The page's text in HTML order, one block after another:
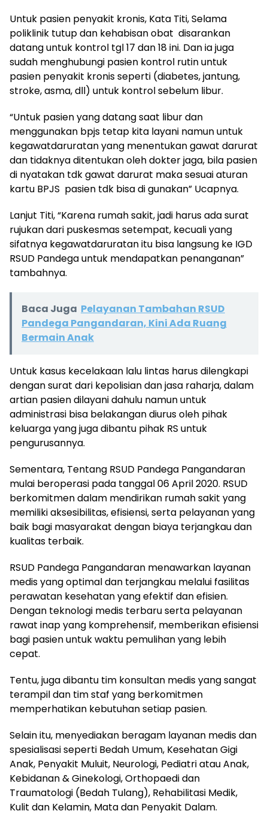
Untuk pasien penyakit kronis, Kata Titi, Selama
poliklinik tutup dan kehabisan obat disarankan
datang untuk kontrol tgl 17 dan 18 ini. Dan ia juga
sudah menghubungi pasien kontrol rutin untuk
pasien penyakit kronis seperti (diabetes, jantung,
stroke, asma, dll) untuk kontrol sebelum libur.
“Untuk pasien yang datang saat libur dan
menggunakan bpjs tetap kita layani namun untuk
kegawatdaruratan yang menentukan gawat darurat
dan tidaknya ditentukan oleh dokter jaga, bila pasien
di nyatakan tdk gawat darurat maka sesuai aturan
kartu BPJS pasien tdk bisa di gunakan” Ucapnya.
Lanjut Titi, “Karena rumah sakit, jadi harus ada surat
rujukan dari puskesmas setempat, kecuali yang
sifatnya kegawatdaruratan itu bisa langsung ke IGD
RSUD Pandega untuk mendapatkan penanganan”
tambahnya.
Baca Juga Pelayanan Tambahan RSUD
Pandega Pangandaran, Kini Ada Ruang
Bermain Anak
Untuk kasus kecelakaan lalu lintas harus dilengkapi
dengan surat dari kepolisian dan jasa raharja, dalam
artian pasien dilayani dahulu namun untuk
administrasi bisa belakangan diurus oleh pihak
keluarga yang juga dibantu pihak RS untuk
pengurusannya.
Sementara, Tentang RSUD Pandega Pangandaran
mulai beroperasi pada tanggal 06 April 2020. RSUD
berkomitmen dalam mendirikan rumah sakit yang
memiliki aksesibilitas, efisiensi, serta pelayanan yang
baik bagi masyarakat dengan biaya terjangkau dan
kualitas terbaik.
RSUD Pandega Pangandaran menawarkan layanan
medis yang optimal dan terjangkau melalui fasilitas
perawatan kesehatan yang efektif dan efisien.
Dengan teknologi medis terbaru serta pelayanan
rawat inap yang komprehensif, memberikan efisiensi
bagi pasien untuk waktu pemulihan yang lebih
cepat.
Tentu, juga dibantu tim konsultan medis yang sangat
terampil dan tim staf yang berkomitmen
memperhatikan kebutuhan setiap pasien.
Selain itu, menyediakan beragam layanan medis dan
spesialisasi seperti Bedah Umum, Kesehatan Gigi
Anak, Penyakit Muluit, Neurologi, Pediatri atau Anak,
Kebidanan & Ginekologi, Orthopaedi dan
Traumatologi (Bedah Tulang), Rehabilitasi Medik,
Kulit dan Kelamin, Mata dan Penyakit Dalam.